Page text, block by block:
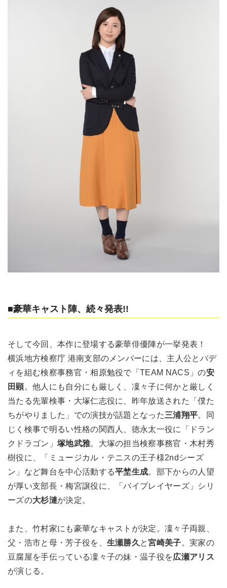
■豪華キャスト陣、続々発表!!
そして今回、本作に登場する豪華俳優陣が一挙発表！
横浜地方検察庁 港南支部のメンバーには、主人公とバデ
ィを組む検察事務官・相原勉役で「TEAM NACS」の安
田顕。他人にも自分にも厳しく、凜々子に何かと厳しく
当たる先輩検事・大塚仁志役に、昨年放送された「僕た
ちがやりました」での演技が話題となった三浦翔平。同
じく検事で明るい性格の関西人、徳永太一役に「ドラン
クドラゴン」 塚地武雅。大塚の担当検察事務官・木村秀
樹役に、「ミュージカル・テニスの王子様2ndシーズ
ン」など舞台を中心活動する平埜生成。部下からの人望
が厚い支部長・梅宮譲役に、「バイプレイヤーズ」シリ
ーズの大杉漣が決定。
また、竹村家にも豪華なキャストが決定。凜々子両親、
父・浩市と母・芳子役を、 生瀬勝久 と宮崎美子。実家の
豆腐屋を手伝っている凜々子の妹・温子役を広瀬アリス
が演じる。